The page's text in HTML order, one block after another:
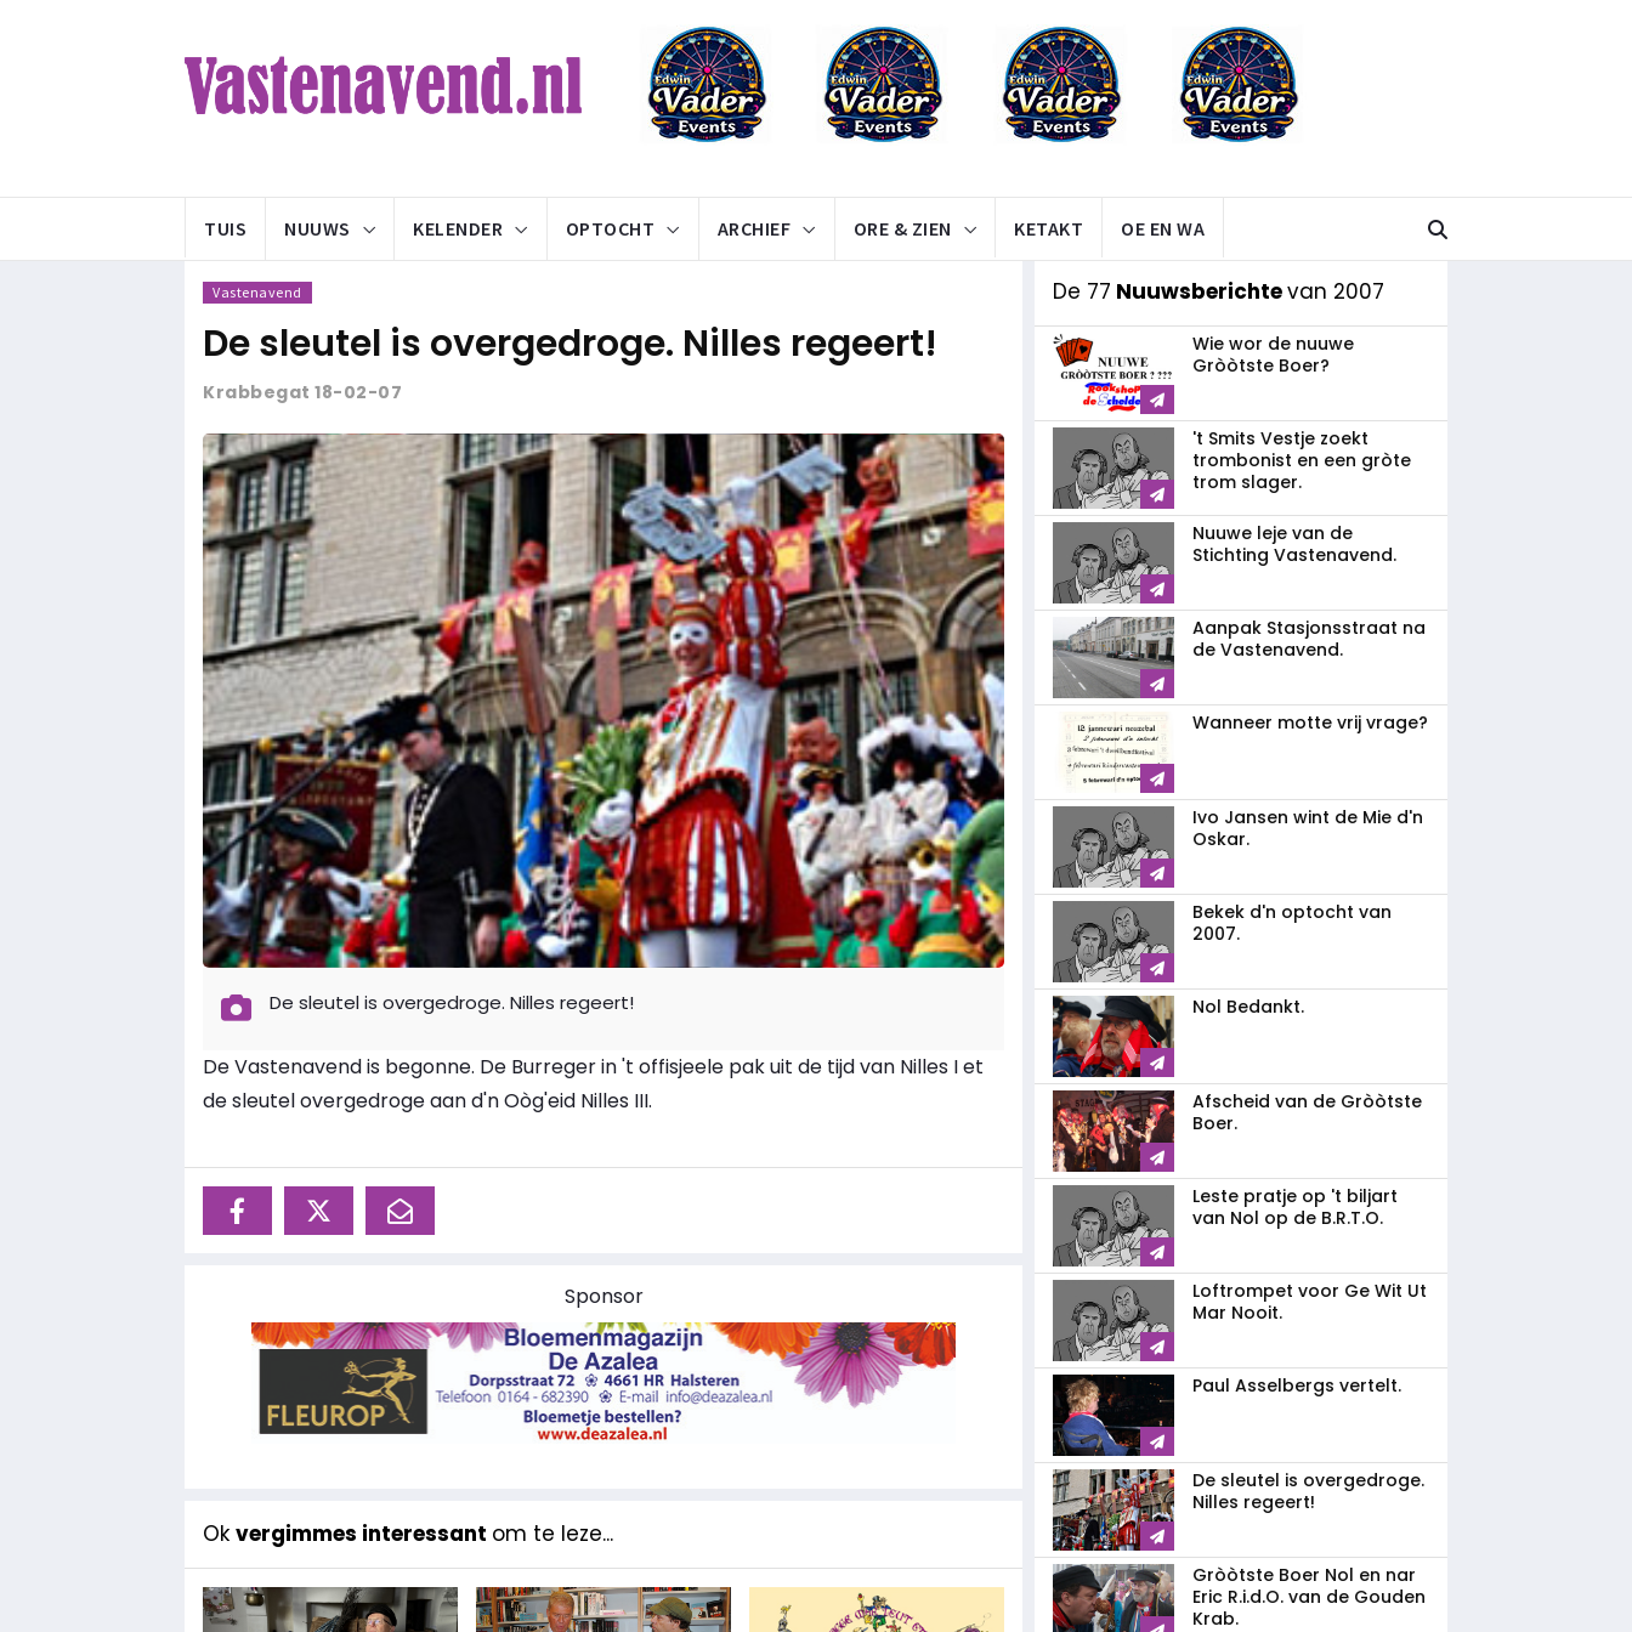
TUIS NUUWS KELENDER OPTOCHT ARCHIEF ORE & ZIEN KETAKT OE EN WA
Vastenavend
De sleutel is overgedroge. Nilles regeert!
Krabbegat 18-02-07
De sleutel is overgedroge. Nilles regeert!
De Vastenavend is begonne. De Burreger in 't offisjeele pak uit de tijd van Nilles I et
de sleutel overgedroge aan d'n Oòg'eid Nilles III.
Sponsor
Ok vergimmes interessant om te leze...
De 77 Nuuwsberichtevan 2007
Wie wor de nuuwe
Gròòtste Boer?
't Smits Vestje zoekt
trombonist en een gròte
trom slager.
Nuuwe leje van de
Stichting Vastenavend.
Aanpak Stasjonsstraat na
de Vastenavend.
Wanneer motte vrij vrage?
Ivo Jansen wint de Mie d'n
Oskar.
Bekek d'n optocht van
2007.
Nol Bedankt.
Afscheid van de Gròòtste
Boer.
Leste pratje op 't biljart
van Nol op de B.R.T.O.
Loftrompet voor Ge Wit Ut
Mar Nooit.
Paul Asselbergs vertelt.
De sleutel is overgedroge.
Nilles regeert!
Gròòtste Boer Nol en nar
Eric R.i.d.O. van de Gouden
Krab.